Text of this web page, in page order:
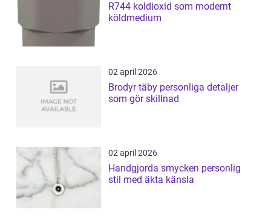
R744 koldioxid som modernt
köldmedium
02 april 2026
Brodyr täby personliga detaljer
som gör skillnad
02 april 2026
Handgjorda smycken personlig
stil med äkta känsla